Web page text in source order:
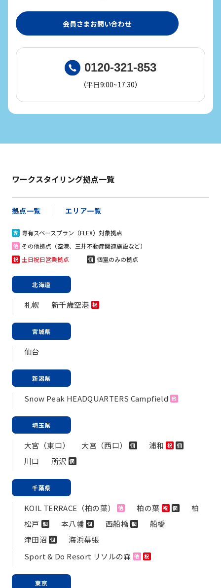
会員さまお問い合わせ
0120-321-853
（平日9:00~17:30）
ワークスタイリング拠点一覧
拠点一覧 エリア一覧
専 専有スペースプラン（FLEX）対象拠点
他 その他拠点（空港、三井不動産関連施設など）
祝 土日祝日営業拠点 個 個室のみの拠点
北海道
札幌 新千歳空港 祝
宮城県
仙台
新潟県
Snow Peak HEADQUARTERS Campfield 他
埼玉県
大宮（東口） 大宮（西口） 個 浦和 祝 個
川口 所沢 個
千葉県
KOIL TERRACE（柏の葉） 他 柏の葉 祝 個
柏
松戸 個 本八幡 個 西船橋 個
船橋
津田沼 個
海浜幕張
Sport & Do Resort リソルの森 他 祝
東京